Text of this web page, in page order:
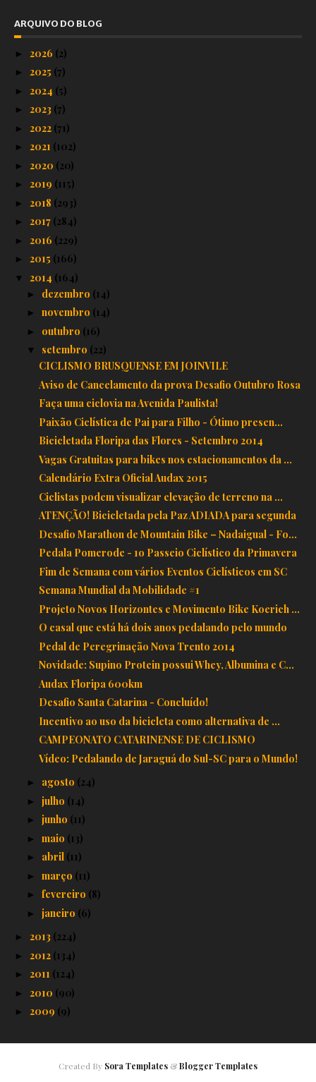
ARQUIVO DO BLOG
► 2026 (2)
► 2025 (7)
► 2024 (5)
► 2023 (7)
► 2022 (71)
► 2021 (102)
► 2020 (20)
► 2019 (115)
► 2018 (293)
► 2017 (284)
► 2016 (229)
► 2015 (166)
▼ 2014 (164)
► dezembro (14)
► novembro (14)
► outubro (16)
▼ setembro (22)
CICLISMO BRUSQUENSE EM JOINVILE
Aviso de Cancelamento da prova Desafio Outubro Rosa
Faça uma ciclovia na Avenida Paulista!
Paixão Ciclística de Pai para Filho - Ótimo presen...
Bicicletada Floripa das Flores - Setembro 2014
Vagas Gratuitas para bikes nos estacionamentos da ...
Calendário Extra Oficial Audax 2015
Ciclistas podem visualizar elevação de terreno na ...
ATENÇÃO! Bicicletada pela Paz ADIADA para segunda
Desafio Marathon de Mountain Bike – Nadaigual - Fo...
Pedala Pomerode - 1o Passeio Ciclístico da Primavera
Fim de Semana com vários Eventos Ciclísticos em SC
Semana Mundial da Mobilidade #1
Projeto Novos Horizontes e Movimento Bike Koerich ...
O casal que está há dois anos pedalando pelo mundo
Pedal de Peregrinação Nova Trento 2014
Novidade: Supino Protein possui Whey, Albumina e C...
Audax Floripa 600km
Desafio Santa Catarina - Concluído!
Incentivo ao uso da bicicleta como alternativa de ...
CAMPEONATO CATARINENSE DE CICLISMO
Vídeo: Pedalando de Jaraguá do Sul-SC para o Mundo!
► agosto (24)
► julho (14)
► junho (11)
► maio (13)
► abril (11)
► março (11)
► fevereiro (8)
► janeiro (6)
► 2013 (224)
► 2012 (134)
► 2011 (124)
► 2010 (90)
► 2009 (9)
Created By Sora Templates &Blogger Templates